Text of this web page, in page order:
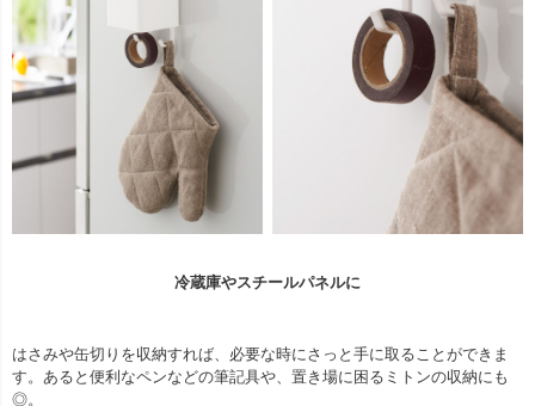
冷蔵庫やスチールパネルに
はさみや缶切りを収納すれば、必要な時にさっと手に取ることができま
す。あると便利なペンなどの筆記具や、置き場に困るミトンの収納にも
◎。